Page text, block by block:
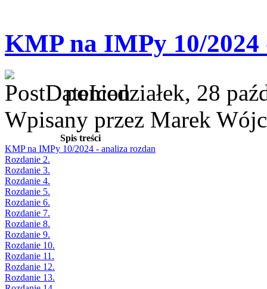
KMP na IMPy 10/2024
poniedziałek, 28
Wpisany przez Marek
Spis treści
KMP na IMPy 10/2024 - analiza rozdan
Rozdanie 2.
Rozdanie 3.
Rozdanie 4.
Rozdanie 5.
Rozdanie 6.
Rozdanie 7.
Rozdanie 8.
Rozdanie 9.
Rozdanie 10.
Rozdanie 11.
Rozdanie 12.
Rozdanie 13.